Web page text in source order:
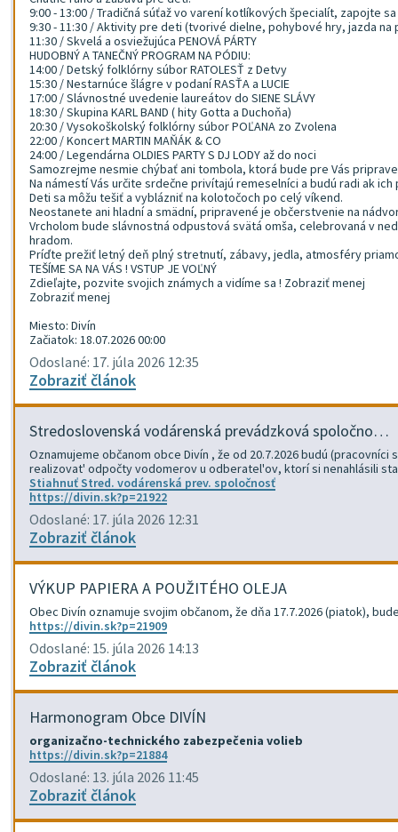
9:00 - 13:00 / Tradičná súťaž vo varení kotlíkových špecialít, zapojte
9:30 - 11:30 / Aktivity pre deti (tvorivé dielne, pohybové hry, jazda na
11:30 / Skvelá a osviežujúca PENOVÁ PÁRTY
HUDOBNÝ A TANEČNÝ PROGRAM NA PÓDIU:
14:00 / Detský folklórny súbor RATOLESŤ z Detvy
15:30 / Nestarnúce šlágre v podaní RASŤA a LUCIE
17:00 / Slávnostné uvedenie laureátov do SIENE SLÁVY
18:30 / Skupina KARL BAND ( hity Gotta a Duchoňa)
20:30 / Vysokoškolský folklórny súbor POĽANA zo Zvolena
22:00 / Koncert MARTIN MAŇÁK & CO
24:00 / Legendárna OLDIES PARTY S DJ LODY až do noci
Samozrejme nesmie chýbať ani tombola, ktorá bude pre Vás
Na námestí Vás určite srdečne privítajú remeselníci a budú radi ak
Deti sa môžu tešiť a vyblázniť na kolotočoch po celý víkend.
Neostanete ani hladní a smädní, pripravené je občerstvenie na
Vrcholom bude slávnostná odpustová svätá omša, celebrovaná v
hradom.
Príďte prežiť letný deň plný stretnutí, zábavy, jedla, atmosféry
TEŠÍME SA NA VÁS ! VSTUP JE VOĽNÝ
Zdieľajte, pozvite svojich známych a vidíme sa ! Zobraziť menej
Zobraziť menej
Miesto: Divín
Začiatok: 18.07.2026 00:00
Odoslané: 17. júla 2026 12:35
Zobraziť článok
Stredoslovenská vodárenská prevádzková spoločno…
Oznamujeme občanom obce Divín , že od 20.7.2026 budú (pracovníci
realizovat' odpočty vodomerov u odberatel'ov, ktorí si nenahlásili
Stiahnuť Stred. vodárenská prev. spoločnosť
https://divin.sk?p=21922
Odoslané: 17. júla 2026 12:31
Zobraziť článok
VÝKUP PAPIERA A POUŽITÉHO OLEJA
Obec Divín oznamuje svojim občanom, že dňa 17.7.2026 (piatok),
https://divin.sk?p=21909
Odoslané: 15. júla 2026 14:13
Zobraziť článok
Harmonogram Obce DIVÍN
organizačno-technického zabezpečenia volieb
https://divin.sk?p=21884
Odoslané: 13. júla 2026 11:45
Zobraziť článok